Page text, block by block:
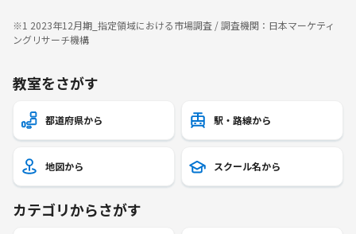
※1 2023年12月期_指定領域における市場調査 / 調査機関：日本マーケティ
ングリサーチ機構
教室をさがす
都道府県から 駅・路線から
地図から スクール名から
カテゴリからさがす